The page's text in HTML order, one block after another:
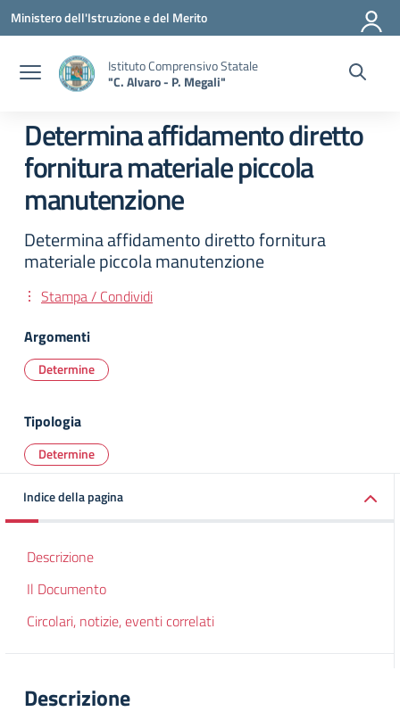
Vai ai contenuti
Vai al menu di navigazione
Vai al footer
Ministero dell'Istruzione e del Merito
Istituto Comprensivo Statale
"C. Alvaro - P. Megali"
Determina affidamento diretto
fornitura materiale piccola
manutenzione
Determina affidamento diretto fornitura
materiale piccola manutenzione
Stampa / Condividi
Argomenti
Determine
Tipologia
Determine
Indice della pagina
Descrizione
Il Documento
Circolari, notizie, eventi correlati
Descrizione